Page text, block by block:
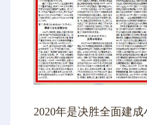
2020年是决胜全面建成